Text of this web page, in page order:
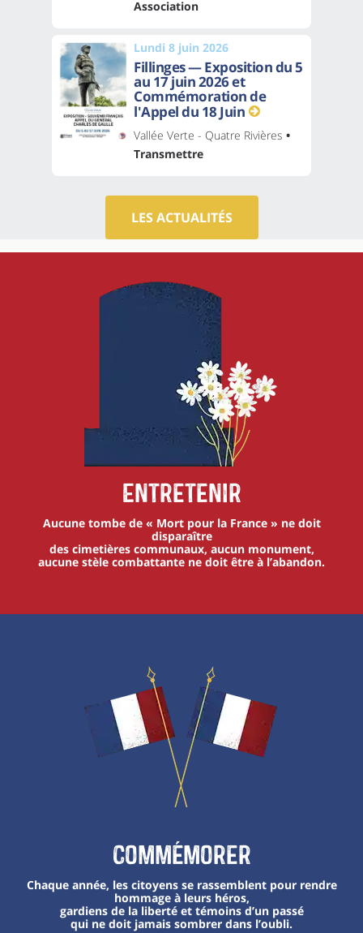
Association
Lundi 8 juin 2026
Fillinges — Exposition du 5
au 17 juin 2026 et
Commémoration de
l'Appel du 18 Juin
Vallée Verte - Quatre Rivières •
Transmettre
LES ACTUALITÉS
Entretenir
Aucune tombe de « Mort pour la France » ne doit
disparaître
des cimetières communaux, aucun monument,
aucune stèle combattante ne doit être à l’abandon.
Commémorer
Chaque année, les citoyens se rassemblent pour rendre
hommage à leurs héros,
gardiens de la liberté et témoins d’un passé
qui ne doit jamais sombrer dans l’oubli.